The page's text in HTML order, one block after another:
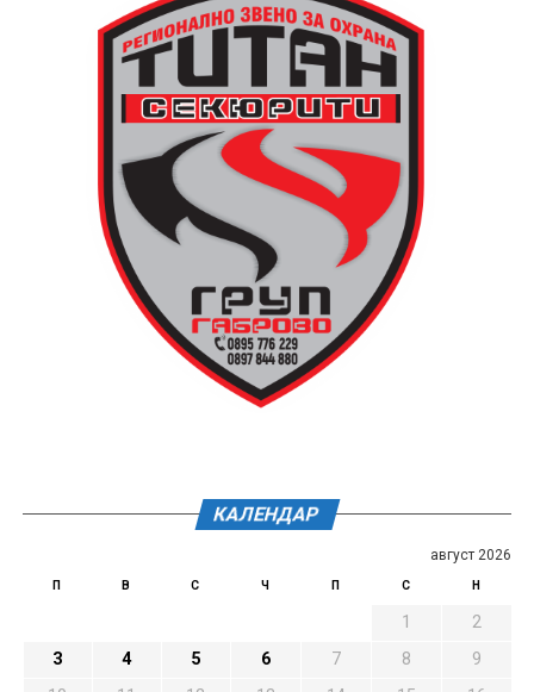
КАЛЕНДАР
август 2026
П В С Ч П С Н
1
2
3
4 5 6 7 8
9